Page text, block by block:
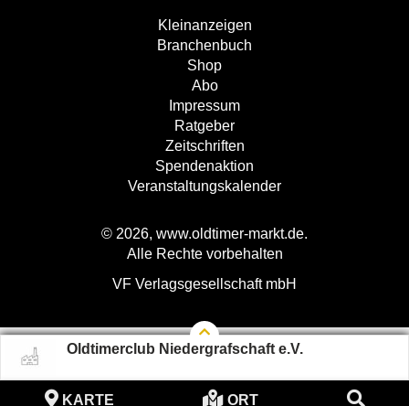
KARTE ORT
Oldtimerclub Niedergrafschaft e.V.
Kleinanzeigen
Branchenbuch
Shop
Abo
Impressum
Ratgeber
Zeitschriften
Spendenaktion
Veranstaltungskalender
© 2026, www.oldtimer-markt.de.
Alle Rechte vorbehalten
VF Verlagsgesellschaft mbH